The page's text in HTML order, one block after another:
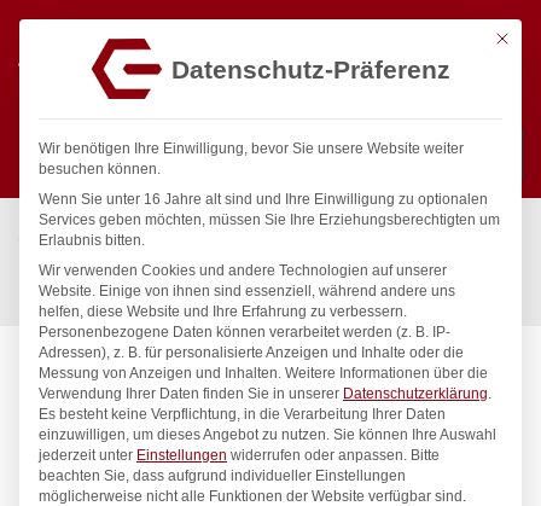
Suchen
Start / Gastronomiebedarf & Gastro Geräte für Profis
Bar & Kaffee
Ausgießer & Flaschenöffner
Freeflow-Ausgiesser, Bar up, Flip-Deckel, 6 Stk
Mit
Datenschutz-Präferenz
Wir benötigen Ihre Einwilligung, bevor Sie unsere Website weiter
besuchen können.
Wenn Sie unter 16 Jahre alt sind und Ihre Einwilligung zu optionalen
Services geben möchten, müssen Sie Ihre Erziehungsberechtigten um
Erlaubnis bitten.
Wir verwenden Cookies und andere Technologien auf unserer
Website. Einige von ihnen sind essenziell, während andere uns
helfen, diese Website und Ihre Erfahrung zu verbessern.
Personenbezogene Daten können verarbeitet werden (z. B. IP-
Adressen), z. B. für personalisierte Anzeigen und Inhalte oder die
Messung von Anzeigen und Inhalten. Weitere Informationen über die
Verwendung Ihrer Daten finden Sie in unserer Datenschutzerklärung.
Es besteht keine Verpflichtung, in die Verarbeitung Ihrer Daten
einzuwilligen, um dieses Angebot zu nutzen. Sie können Ihre Auswahl
jederzeit unter Einstellungen widerrufen oder anpassen. Bitte
beachten Sie, dass aufgrund individueller Einstellungen
möglicherweise nicht alle Funktionen der Website verfügbar sind.